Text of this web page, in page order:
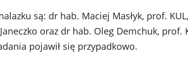
są: dr hab. Maciej Masłyk, prof.
oraz dr hab. Oleg Demchuk, prof.
pojawił się przypadkowo.